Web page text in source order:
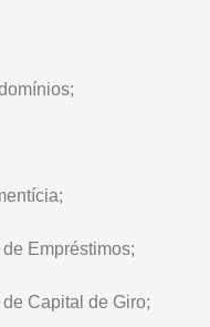
Empréstimos;
Capital de Giro;